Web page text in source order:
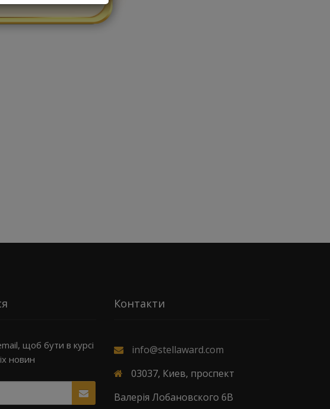
щоб бути в курсі
новин
Контакти
info@stellaward.com
03037, Киев, проспект
Валерія Лобановского 6В